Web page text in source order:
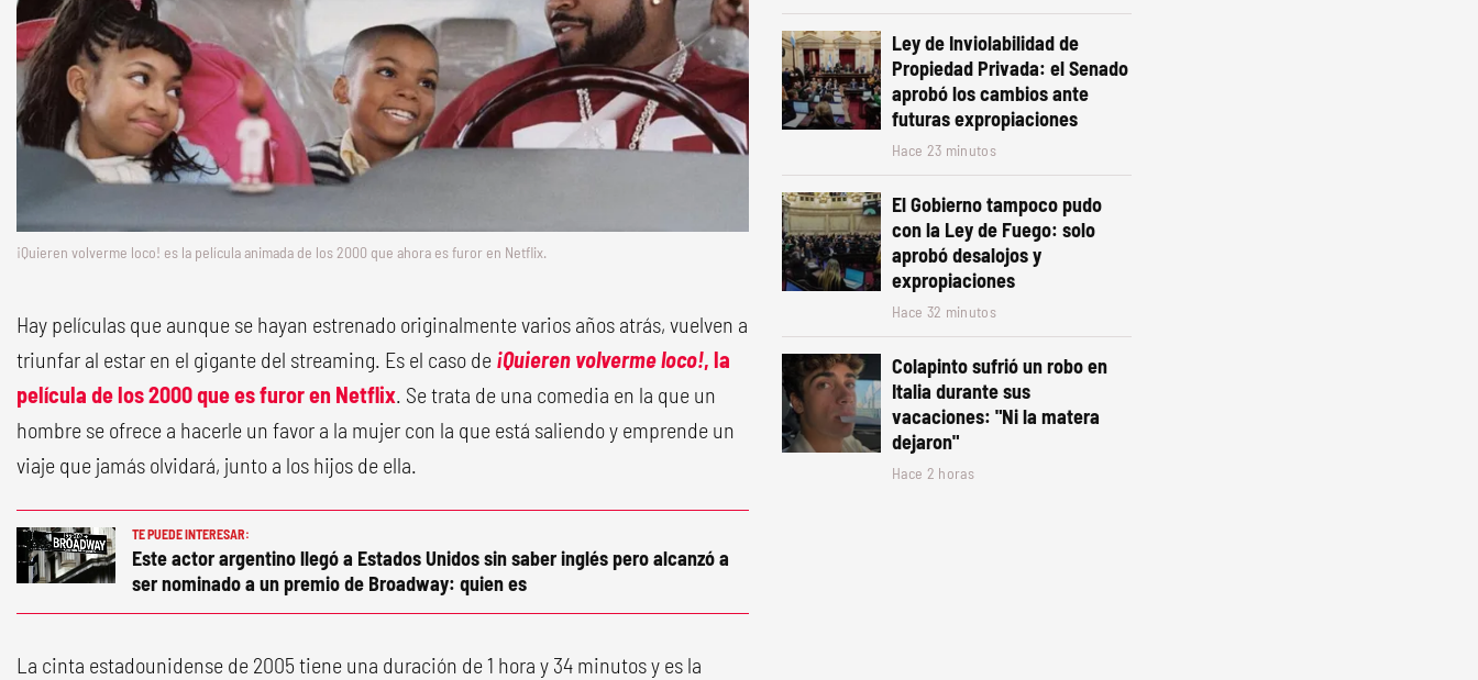
¡Quieren volverme loco! es la película animada de los 2000 que ahora es furor en Netflix.
Hay películas que aunque se hayan estrenado originalmente varios años atrás, vuelven a
triunfar al estar en el gigante del streaming. Es el caso de ¡Quieren volverme loco!, la
película de los 2000 que es furor en Netflix. Se trata de una comedia en la que un
hombre se ofrece a hacerle un favor a la mujer con la que está saliendo y emprende un
viaje que jamás olvidará, junto a los hijos de ella.
TE PUEDE INTERESAR:
Este actor argentino llegó a Estados Unidos sin saber inglés pero alcanzó a
ser nominado a un premio de Broadway: quien es
La cinta estadounidense de 2005 tiene una duración de 1 hora y 34 minutos y es la
Ley de Inviolabilidad de
Propiedad Privada: el Senado
aprobó los cambios ante
futuras expropiaciones
Hace 23 minutos
El Gobierno tampoco pudo
con la Ley de Fuego: solo
aprobó desalojos y
expropiaciones
Hace 32 minutos
Colapinto sufrió un robo en
Italia durante sus
vacaciones: "Ni la matera
dejaron"
Hace 2 horas